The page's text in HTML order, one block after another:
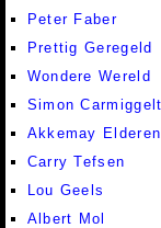
Peter Faber
Prettig Geregeld
Wondere Wereld
Simon
Akkemay
Carry Tefsen
Lou Geels
Albert Mol